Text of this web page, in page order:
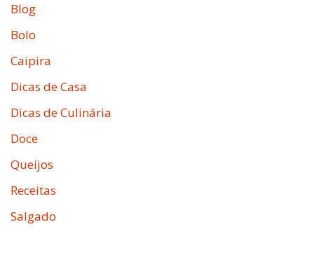
Blog
Bolo
Caipira
Dicas de Casa
Dicas de Culinária
Doce
Queijos
Receitas
Salgado